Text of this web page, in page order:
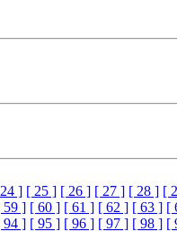
] [ 25 ] [ 26 ] [ 27 ] [ 28 ] [
59 ] [ 60 ] [ 61 ] [ 62 ] [ 63 ] [
94 ] [ 95 ] [ 96 ] [ 97 ] [ 98 ] [